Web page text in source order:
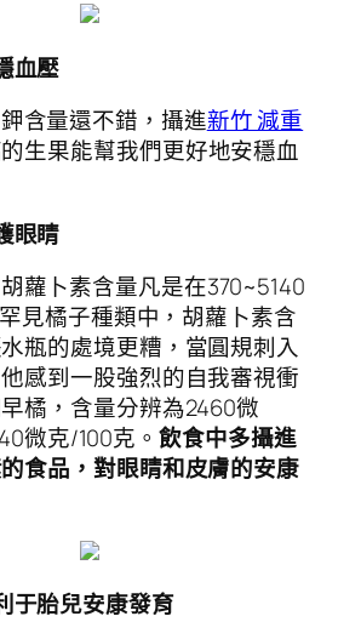
血壓
含量還不錯，攝進新竹 減重
生果能幫我們更好地安穩血
眼睛
蘿卜素含量凡是在370~5140
見橘子種類中，胡蘿卜素含
瓶的處境更糟，當圓規刺入
感到一股強烈的自我審視衝
橘，含量分辨為2460微
微克/100克。飲食中多攝進
食品，對眼睛和皮膚的安康
于胎兒安康發育